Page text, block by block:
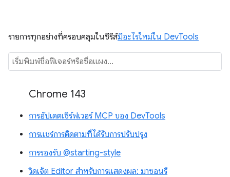
รายการทุกอย่างที่ครอบคลุมในซีรีส์มีอะไรใหม่ใน DevTools
Chrome 143
การอัปเดตเซิร์ฟเวอร์ MCP ของ DevTools
การแชร์การติดตามที่ได้รับการปรับปรุง
การรองรับ @starting-style
วิดเจ็ต Editor สำหรับการแสดงผล: มาซอนรี